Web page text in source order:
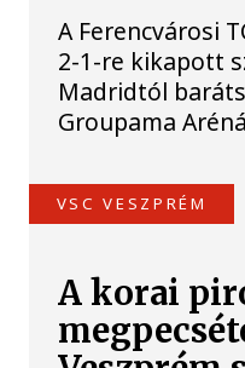
A Ferencvárosi
2-1-re kikapott
Madridtól
Groupama
VSC VESZPRÉM
A korai